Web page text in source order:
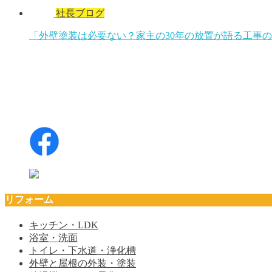
社長ブログ
「外壁塗装は必要ない？家主の30年の放置が語る工事の
リフォーム
キッチン・LDK
浴室・洗面
トイレ・下水道・浄化槽
外壁と屋根の外装・塗装